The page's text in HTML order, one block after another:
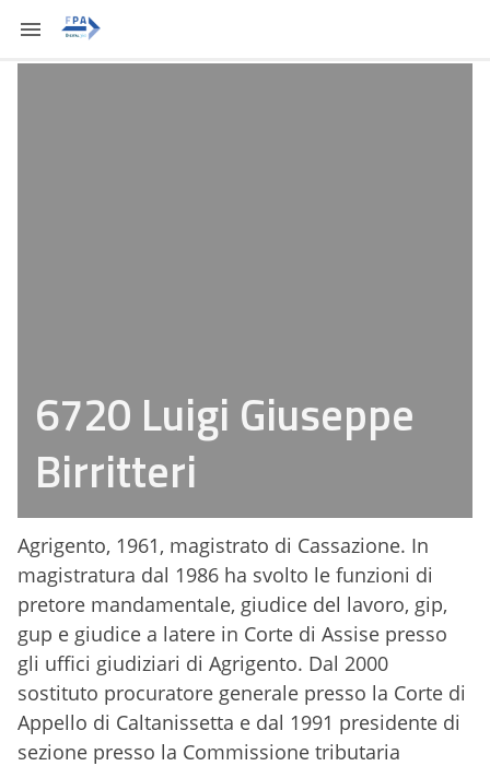
6720 Luigi Giuseppe
Birritteri
Agrigento, 1961, magistrato di Cassazione. In
magistratura dal 1986 ha svolto le funzioni di
pretore mandamentale, giudice del lavoro, gip,
gup e giudice a latere in Corte di Assise presso
gli uffici giudiziari di Agrigento. Dal 2000
sostituto procuratore generale presso la Corte di
Appello di Caltanissetta e dal 1991 presidente di
sezione presso la Commissione tributaria